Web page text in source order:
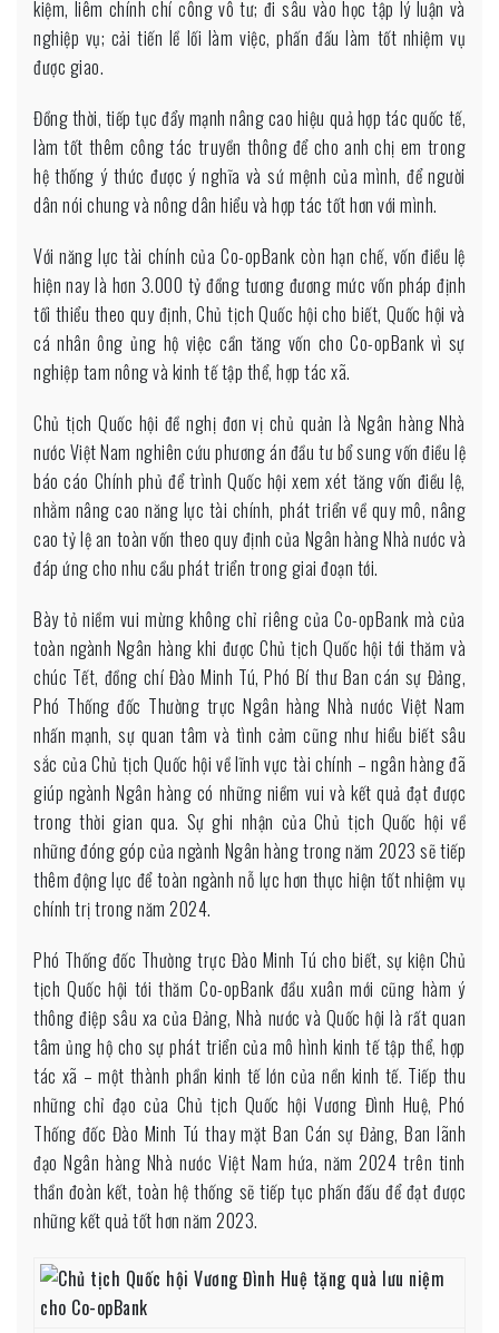
kiệm, liêm chính chí công vô tư; đi sâu vào học tập lý luận và
nghiệp vụ; cải tiến lề lối làm việc, phấn đấu làm tốt nhiệm vụ
được giao.
Đồng thời, tiếp tục đẩy mạnh nâng cao hiệu quả hợp tác quốc tế,
làm tốt thêm công tác truyền thông để cho anh chị em trong
hệ thống ý thức được ý nghĩa và sứ mệnh của mình, để người
dân nói chung và nông dân hiểu và hợp tác tốt hơn với mình.
Với năng lực tài chính của Co-opBank còn hạn chế, vốn điều lệ
hiện nay là hơn 3.000 tỷ đồng tương đương mức vốn pháp định
tối thiểu theo quy định, Chủ tịch Quốc hội cho biết, Quốc hội và
cá nhân ông ủng hộ việc cần tăng vốn cho Co-opBank vì sự
nghiệp tam nông và kinh tế tập thể, hợp tác xã.
Chủ tịch Quốc hội đề nghị đơn vị chủ quản là Ngân hàng Nhà
nước Việt Nam nghiên cứu phương án đầu tư bổ sung vốn điều lệ
báo cáo Chính phủ để trình Quốc hội xem xét tăng vốn điều lệ,
nhằm nâng cao năng lực tài chính, phát triển về quy mô, nâng
cao tỷ lệ an toàn vốn theo quy định của Ngân hàng Nhà nước và
đáp ứng cho nhu cầu phát triển trong giai đoạn tới.
Bày tỏ niềm vui mừng không chỉ riêng của Co-opBank mà của
toàn ngành Ngân hàng khi được Chủ tịch Quốc hội tới thăm và
chúc Tết, đồng chí Đào Minh Tú, Phó Bí thư Ban cán sự Đảng,
Phó Thống đốc Thường trực Ngân hàng Nhà nước Việt Nam
nhấn mạnh, sự quan tâm và tình cảm cũng như hiểu biết sâu
sắc của Chủ tịch Quốc hội về lĩnh vực tài chính – ngân hàng đã
giúp ngành Ngân hàng có những niềm vui và kết quả đạt được
trong thời gian qua. Sự ghi nhận của Chủ tịch Quốc hội về
những đóng góp của ngành Ngân hàng trong năm 2023 sẽ tiếp
thêm động lực để toàn ngành nỗ lực hơn thực hiện tốt nhiệm vụ
chính trị trong năm 2024.
Phó Thống đốc Thường trực Đào Minh Tú cho biết, sự kiện Chủ
tịch Quốc hội tới thăm Co-opBank đầu xuân mới cũng hàm ý
thông điệp sâu xa của Đảng, Nhà nước và Quốc hội là rất quan
tâm ủng hộ cho sự phát triển của mô hình kinh tế tập thể, hợp
tác xã – một thành phần kinh tế lớn của nền kinh tế. Tiếp thu
những chỉ đạo của Chủ tịch Quốc hội Vương Đình Huệ, Phó
Thống đốc Đào Minh Tú thay mặt Ban Cán sự Đảng, Ban lãnh
đạo Ngân hàng Nhà nước Việt Nam hứa, năm 2024 trên tinh
thần đoàn kết, toàn hệ thống sẽ tiếp tục phấn đấu để đạt được
những kết quả tốt hơn năm 2023.